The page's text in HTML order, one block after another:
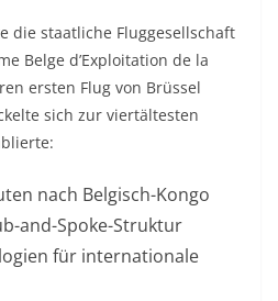
die staatliche Fluggesellschaft
Belge d’Exploitation de la
ersten Flug von Brüssel
sich zur viertältesten
nach Belgisch-Kongo
and-Spoke-Struktur
für internationale